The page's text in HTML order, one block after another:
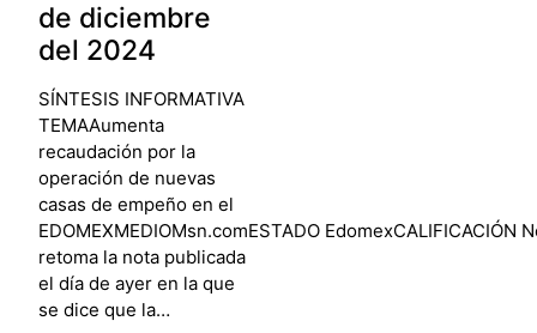
de diciembre
del 2024
SÍNTESIS INFORMATIVA
TEMAAumenta
recaudación por la
operación de nuevas
casas de empeño en el
EDOMEXMEDIOMsn.comESTADO EdomexCALIFICACIÓN
retoma la nota publicada
el día de ayer en la que
se dice que la…